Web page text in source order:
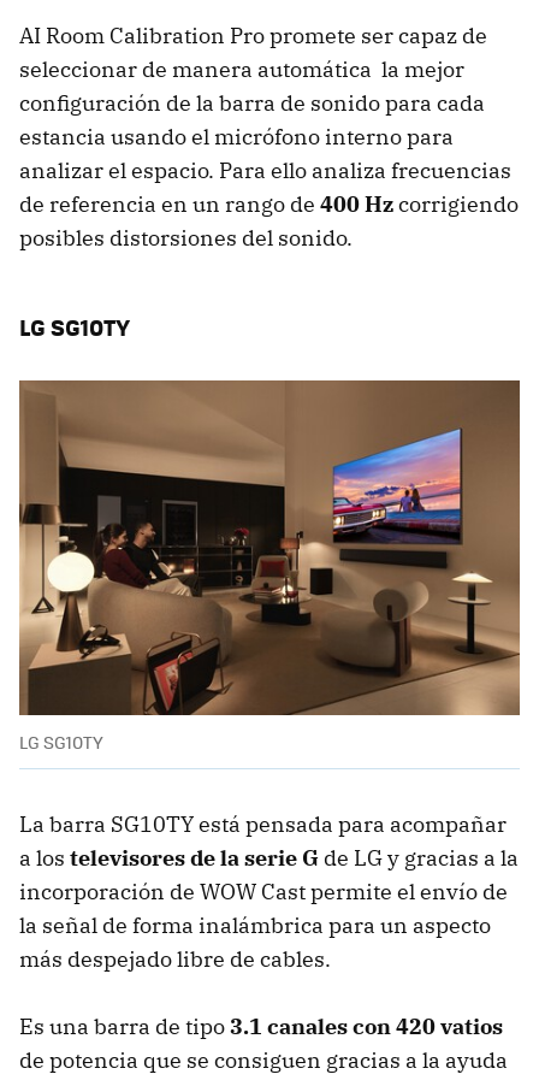
AI Room Calibration Pro promete ser capaz de
seleccionar de manera automática la mejor
configuración de la barra de sonido para cada
estancia usando el micrófono interno para
analizar el espacio. Para ello analiza frecuencias
de referencia en un rango de 400 Hzcorrigiendo
posibles distorsiones del sonido.
LG SG10TY
LG SG10TY
La barra SG10TY está pensada para acompañar
a los televisores de la serie G de LG y gracias a la
incorporación de WOW Cast permite el envío de
la señal de forma inalámbrica para un aspecto
más despejado libre de cables.
Es una barra de tipo3.1 canales con 420 vatios
de potencia que se consiguen gracias a la ayuda